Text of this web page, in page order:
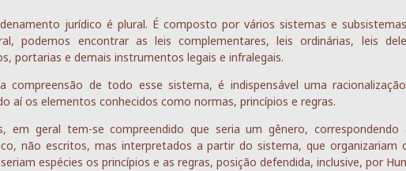
jurídico é plural. É composto por vários sistemas e
podemos encontrar as leis complementares, leis ordinárias, leis
portarias e demais instrumentos legais e infralegais.
compreensão de todo esse sistema, é indispensável uma
aí os elementos conhecidos como normas, princípios e regras.
em geral tem-se compreendido que seria um gênero, correspondendo
não escritos, mas interpretados a partir do sistema, que organizariam
espécies os princípios e as regras, posição defendida, inclusive, por